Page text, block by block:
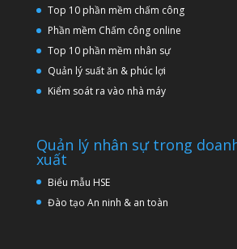
Top 10 phần mềm chấm công
Phần mềm Chấm công online
Top 10 phần mềm nhân sự
Quản lý suất ăn & phúc lợi
Kiểm soát ra vào nhà máy
Quản lý nhân sự trong
xuất
Biểu mẫu HSE
Đào tạo An ninh & an toàn